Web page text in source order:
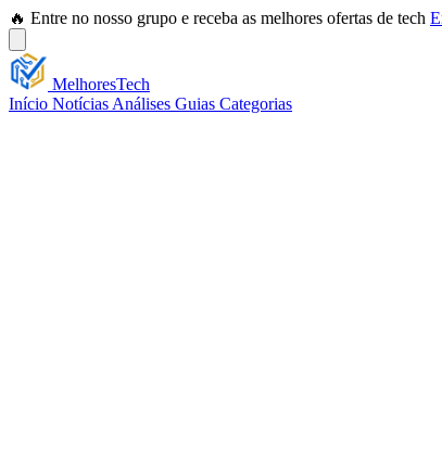
🔥 Entre no nosso grupo e receba as melhores ofertas de tech
MelhoresTech
Início Notícias Análises Guias Categorias